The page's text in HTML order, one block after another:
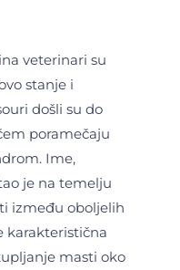
veterinari su
stanje i
došli su do
poramečaju
Ime,
je na temelju
između oboljelih
karakteristična
masti oko